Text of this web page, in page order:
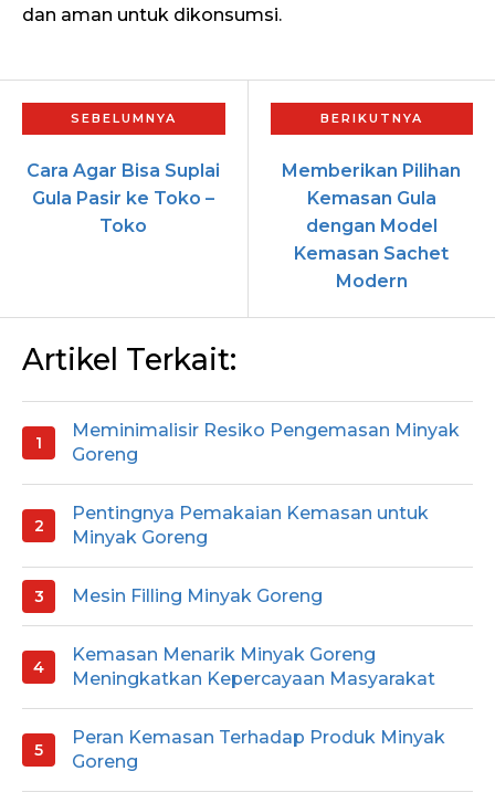
dan aman untuk dikonsumsi.
Cara Agar Bisa Suplai
Gula Pasir ke Toko –
Toko
Memberikan Pilihan
Kemasan Gula
dengan Model
Kemasan Sachet
Modern
Artikel Terkait:
Meminimalisir Resiko Pengemasan Minyak
Goreng
Pentingnya Pemakaian Kemasan untuk
Minyak Goreng
Mesin Filling Minyak Goreng
Kemasan Menarik Minyak Goreng
Meningkatkan Kepercayaan Masyarakat
Peran Kemasan Terhadap Produk Minyak
Goreng